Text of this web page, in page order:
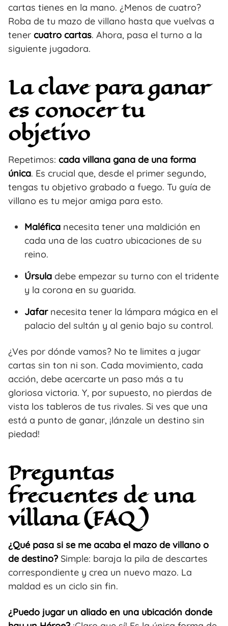
cartas tienes en la mano. ¿Menos de cuatro?
Roba de tu mazo de villano hasta que vuelvas a
tener cuatro cartas. Ahora, pasa el turno a la
siguiente jugadora.
La clave para ganar
es conocer tu
objetivo
Repetimos: cada villana gana de una forma
única. Es crucial que, desde el primer segundo,
tengas tu objetivo grabado a fuego. Tu guía de
villano es tu mejor amiga para esto.
Maléfica necesita tener una maldición en
cada una de las cuatro ubicaciones de su
reino.
Úrsula debe empezar su turno con el tridente
y la corona en su guarida.
Jafarnecesita tener la lámpara mágica en el
palacio del sultán y al genio bajo su control.
¿Ves por dónde vamos? No te limites a jugar
cartas sin ton ni son. Cada movimiento, cada
acción, debe acercarte un paso más a tu
gloriosa victoria. Y, por supuesto, no pierdas de
vista los tableros de tus rivales. Si ves que una
está a punto de ganar, ¡lánzale un destino sin
piedad!
Preguntas
frecuentes de una
villana (FAQ)
¿Qué pasa si se me acaba el mazo de villano o
de destino? Simple: baraja la pila de descartes
correspondiente y crea un nuevo mazo. La
maldad es un ciclo sin fin.
¿Puedo jugar un aliado en una ubicación donde